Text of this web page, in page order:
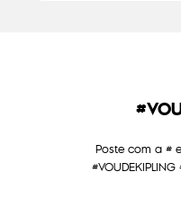
Poste com a #
#VOUDEKIPLING